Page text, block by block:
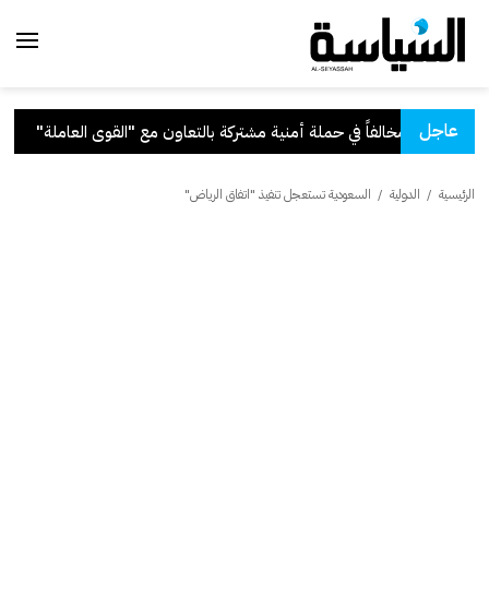
عاجلمع "القوى العاملة"
الرئيسية / الدولية / السعودية تستعجل تنفيذ "اتفاق الرياض"